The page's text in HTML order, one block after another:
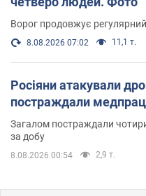
Ворог продовжує
8.08.2026 07:02 11,1 т.
Росіяни атакували
постраждали
Загалом постраждали
за добу
8.08.2026 00:54 2,9 т.